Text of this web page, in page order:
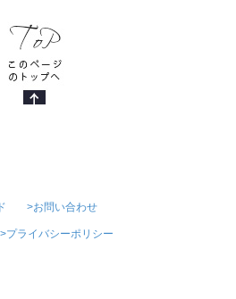
>お問い合わせ
>プライバシーポリシー